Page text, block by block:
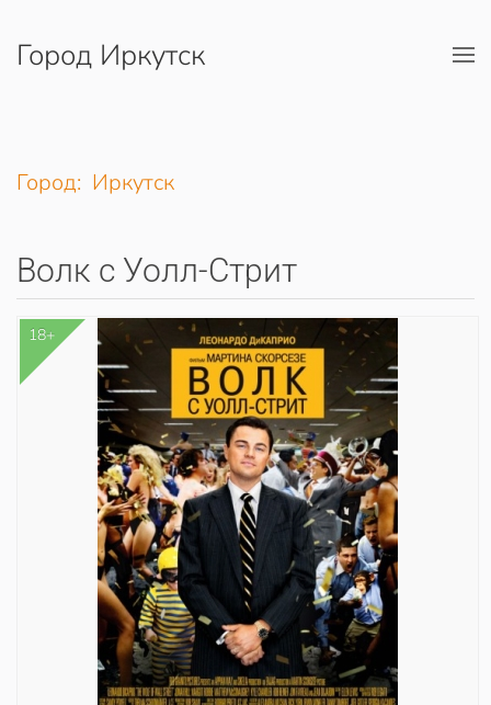
Перейти к содержимому
Город Иркутск
Город: Иркутск
Волк с Уолл-Стрит
18+